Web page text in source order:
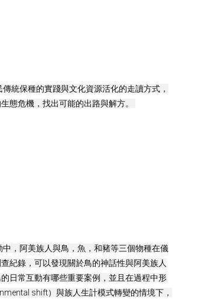
統保種的實踐與文化資源活化的走讀方式，
態危機，找出可能的出路與解方。
，阿美族人與鳥，魚，和豬等三個物種在儀
紀錄，可以發現關於鳥的神話性與阿美族人
日常互動有哪些重要案例，並且在過程中形
shift）與族人生計模式轉變的情境下，